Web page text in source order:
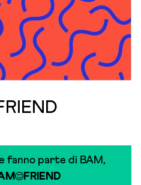
fanno parte di BAM,
FRIEND